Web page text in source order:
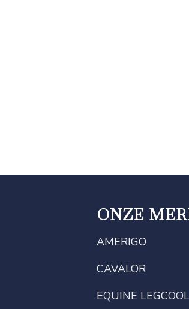
ONZE
AMERIGO
CAVALOR
EQUINE